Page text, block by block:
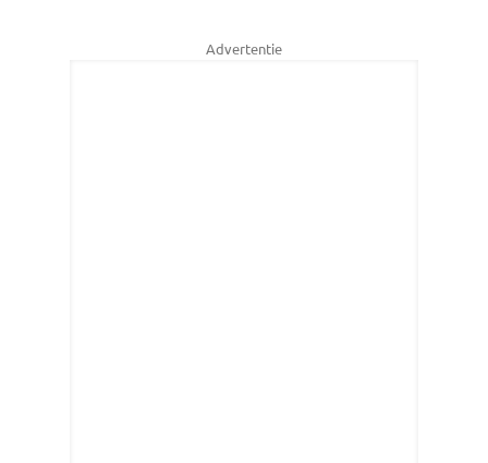
Advertentie